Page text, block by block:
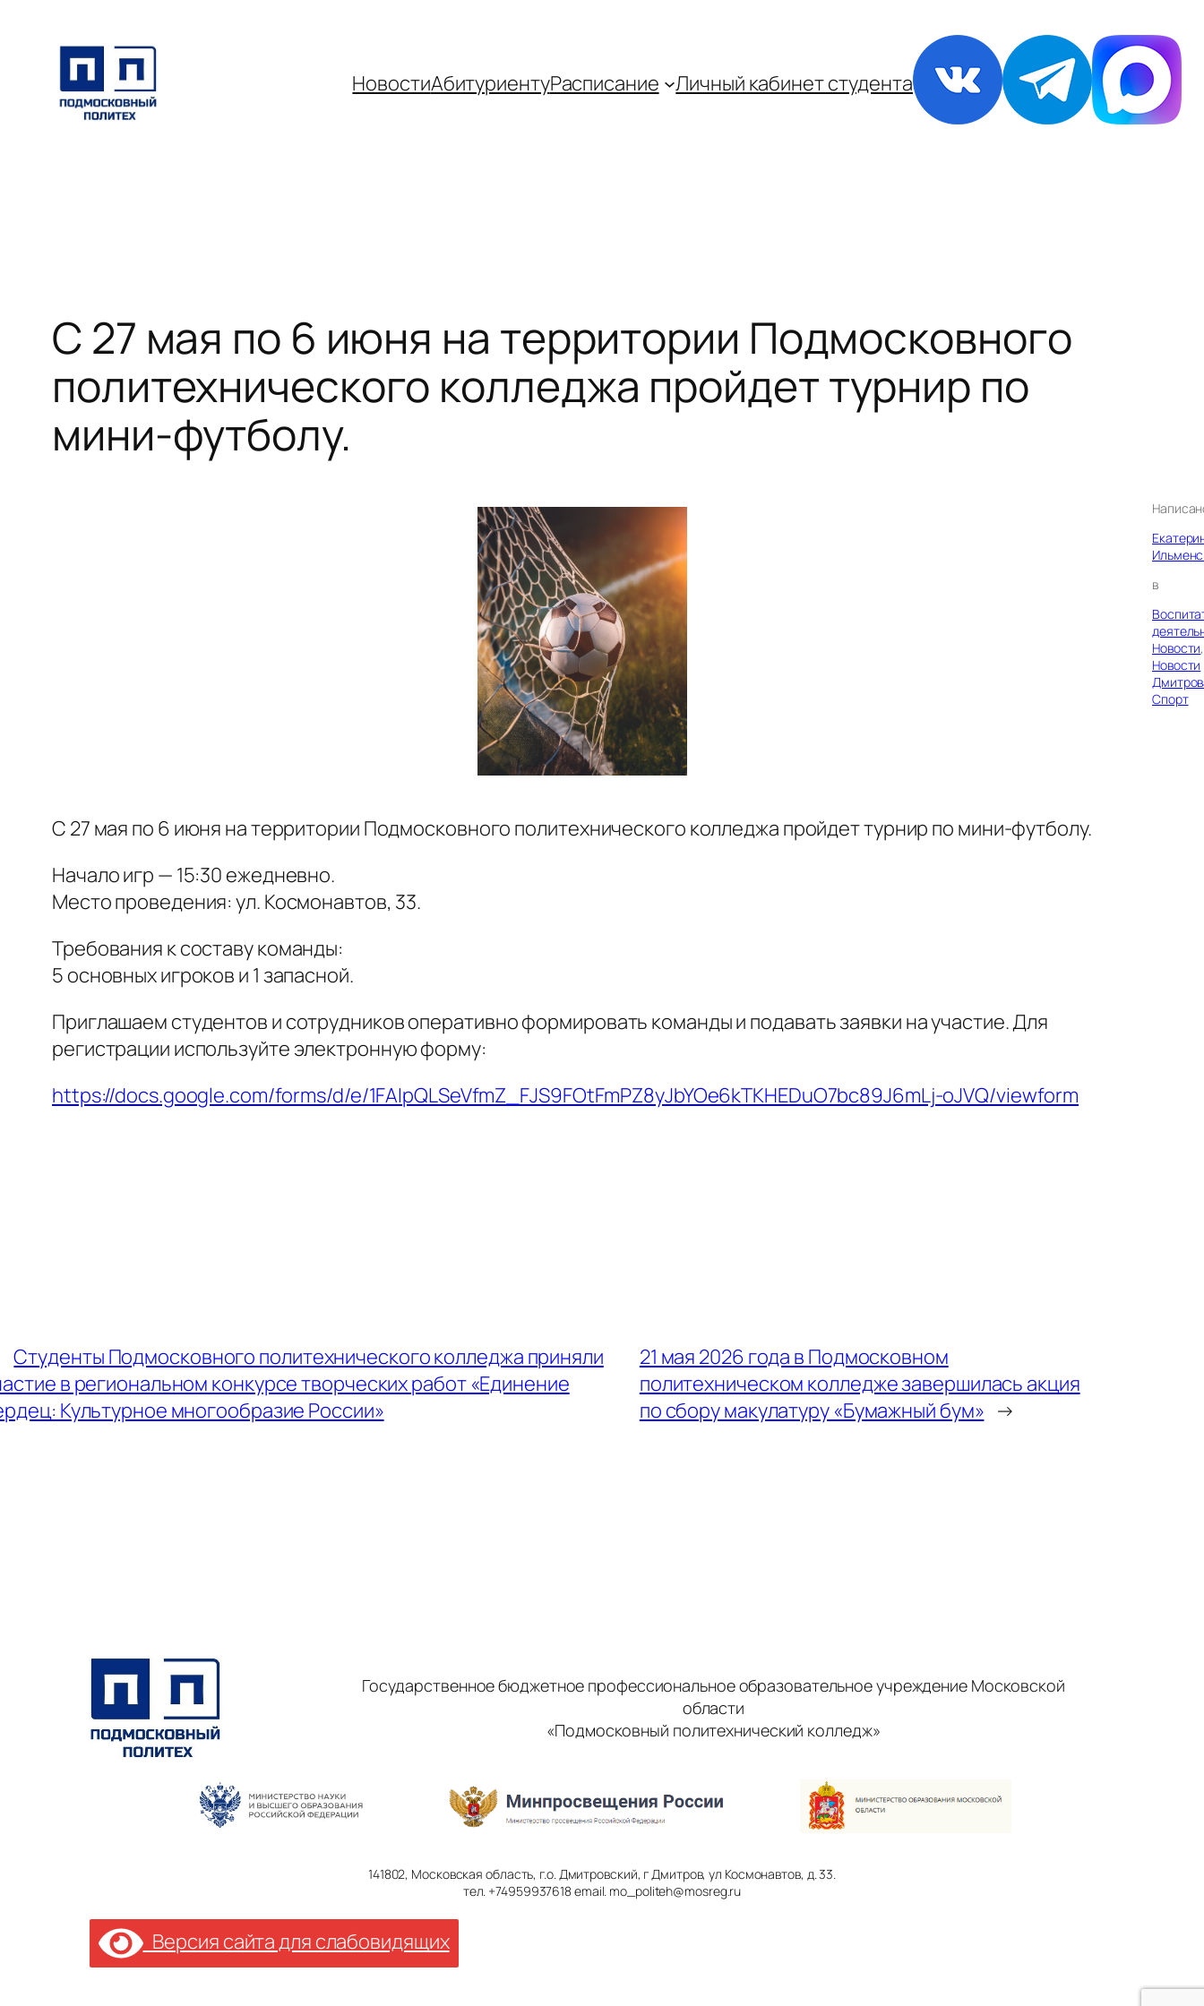
содержимому
НовостиАбитуриентуРаспиcание Личный кабинет студента
С 27 мая по 6 июня на территории Подмосковного
политехнического колледжа пройдет турнир по
мини‑футболу.
в
Новости
Новости
Спорт
С 27 мая по 6 июня на территории Подмосковного политехнического колледжа пройдет турнир по мини‑футболу.
Начало игр — 15:30 ежедневно.
Место проведения: ул. Космонавтов, 33.
Требования к составу команды:
5 основных игроков и 1 запасной.
Приглашаем студентов и сотрудников оперативно формировать команды и подавать заявки на участие. Для
регистрации используйте электронную форму:
https://docs.google.com/forms/d/e/1FAIpQLSeVfmZ_FJS9FOtFmPZ8yJbYOe6kTKHEDuO7bc89J6mLj-oJVQ/viewform
Студенты Подмосковного политехнического колледжа приняли
в региональном конкурсе творческих работ «Единение
Культурное многообразие России»
21 мая 2026 года в Подмосковном
политехническом колледже завершилась акция
по сбору макулатуру «Бумажный бум» →
Государственное бюджетное профессиональное образовательное учреждение Московской
области
«Подмосковный политехнический колледж»
141802, Московская область, г.о. Дмитровский, г Дмитров, ул Космонавтов, д. 33.
тел. +74959937618 email. mo_politeh@mosreg.ru
Версия сайта для слабовидящих